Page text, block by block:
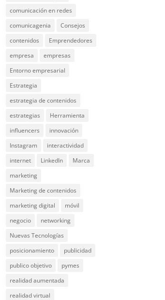
comunicación en redes
comunicagenia
Consejos
contenidos
Emprendedores
empresa
empresas
Entorno empresarial
Estrategia
estrategia de contenidos
estrategias
Herramienta
influencers
innovación
Instagram
interactividad
internet
LinkedIn
Marca
marketing
Marketing de contenidos
marketing digital
móvil
negocio
networking
Nuevas Tecnologías
posicionamiento
publicidad
publico objetivo
pymes
realidad aumentada
realidad virtual